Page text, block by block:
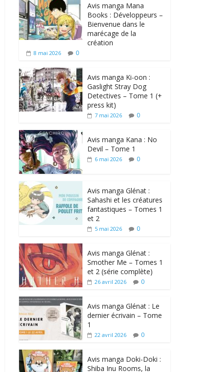
Avis manga Mana
Books : Développeurs –
Bienvenue dans le
marécage de la
création
8 mai 2026 0
Avis manga Ki-oon :
Gaslight Stray Dog
Detectives – Tome 1 (+
press kit)
7 mai 2026 0
Avis manga Kana : No
Devil – Tome 1
6 mai 2026 0
Avis manga Glénat :
Sahashi et les créatures
fantastiques – Tomes 1
et 2
5 mai 2026 0
Avis manga Glénat :
Smother Me – Tomes 1
et 2 (série complète)
26 avril 2026 0
Avis manga Glénat : Le
dernier écrivain – Tome
1
22 avril 2026 0
Avis manga Doki-Doki :
Shiba Inu Rooms, la